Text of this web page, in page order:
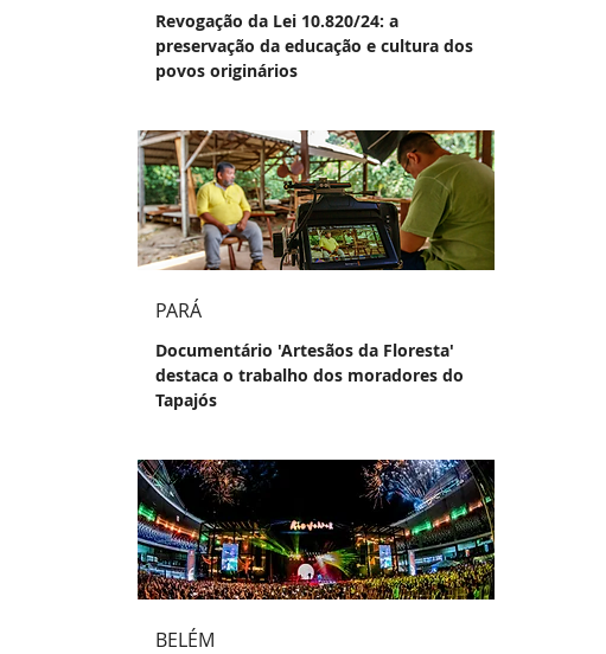
Revogação da Lei 10.820/24: a
preservação da educação e cultura dos
povos originários
PARÁ
Documentário 'Artesãos da Floresta'
destaca o trabalho dos moradores do
Tapajós
BELÉM